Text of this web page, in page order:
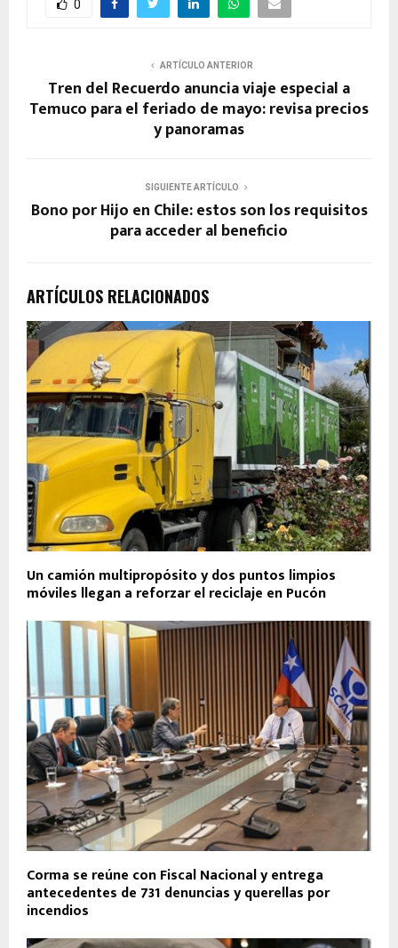
0
ARTÍCULO ANTERIOR
Tren del Recuerdo anuncia viaje especial a
Temuco para el feriado de mayo: revisa precios
y panoramas
SIGUIENTE ARTÍCULO
Bono por Hijo en Chile: estos son los requisitos
para acceder al beneficio
ARTÍCULOS RELACIONADOS
Un camión multipropósito y dos puntos limpios
móviles llegan a reforzar el reciclaje en Pucón
Corma se reúne con Fiscal Nacional y entrega
antecedentes de 731 denuncias y querellas por
incendios